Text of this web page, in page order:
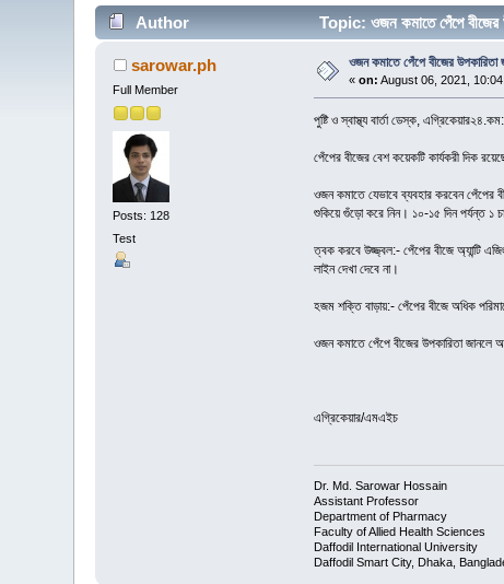
Author Topic: ওজন কমাতে পেঁপে
sarowar.ph
Full Member
Posts: 128
Test
ওজন কমাতে পেঁপে বীজের উপকারিতা
«on: August 06, 2021,
পুষ্টি ও স্বাস্থ্য বার্তা ডেস্ক,
পেঁপের বীজের বেশ কয়েকটি কার্যকরী দিক
ওজন কমাতে যেভাবে ব্যবহার করবেন পেঁপের
শুকিয়ে গুঁড়ো করে নিন। ১০-১৫ দিন পর্যন্ত ১
ত্বক করবে উজ্জ্বল:- পেঁপের বীজে অ্যান্টি
লাইন দেখা দেবে না।
হজম শক্তি বাড়ায়:- পেঁপের বীজে অধিক
ওজন কমাতে পেঁপে বীজের উপকারিতা জানলে
এগ্রিকেয়ার/এমএইচ
Dr. Md. Sarowar Hossain
Assistant Professor
Department of Pharmacy
Faculty of Allied Health Sciences
Daffodil International University
Daffodil Smart City, Dhaka,